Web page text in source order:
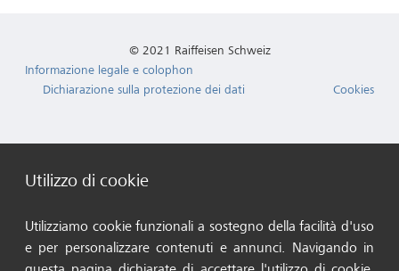
© 2021 Raiffeisen Schweiz
Informazione legale e colophon
Dichiarazione sulla protezione dei dati
Cookies
Utilizzo di cookie
Utilizziamo cookie funzionali a sostegno della facilità d'uso
e per personalizzare contenuti e annunci. Navigando in